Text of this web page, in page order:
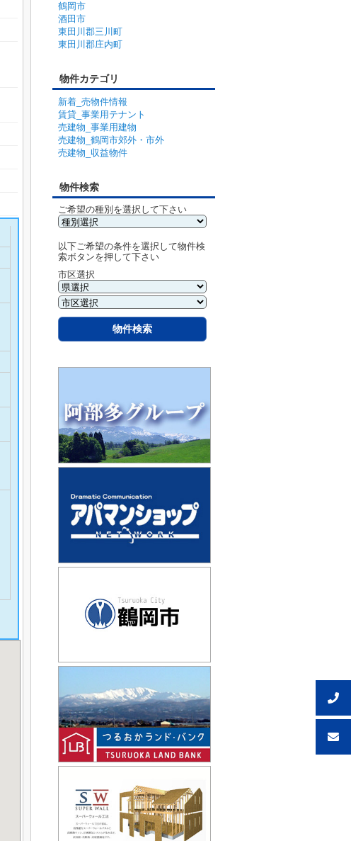
鶴岡市
酒田市
東田川郡三川町
東田川郡庄内町
物件カテゴリ
新着_売物件情報
賃貸_事業用テナント
売建物_事業用建物
売建物_鶴岡市郊外・市外
売建物_収益物件
物件検索
ご希望の種別を選択して下さい
以下ご希望の条件を選択して物件検
索ボタンを押して下さい
市区選択